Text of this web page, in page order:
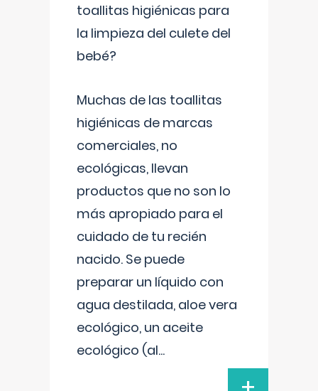
toallitas higiénicas para
la limpieza del culete del
bebé?
Muchas de las toallitas
higiénicas de marcas
comerciales, no
ecológicas, llevan
productos que no son lo
más apropiado para el
cuidado de tu recién
nacido. Se puede
preparar un líquido con
agua destilada, aloe vera
ecológico, un aceite
ecológico (al...